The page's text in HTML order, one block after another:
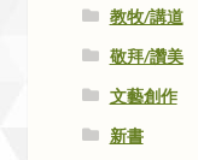
教牧/講道
敬拜/讚美
文藝創作
新書